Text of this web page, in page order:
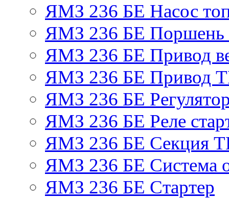
ЯМЗ 236 БЕ Насос
ЯМЗ 236 БЕ Поршень
ЯМЗ 236 БЕ Привод
ЯМЗ 236 БЕ Привод
ЯМЗ 236 БЕ
ЯМЗ 236 БЕ Реле
ЯМЗ 236 БЕ Секция
ЯМЗ 236 БЕ Система
ЯМЗ 236 БЕ Стартер